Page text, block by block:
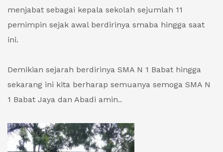
menjabat sebagai kepala sekolah sejumlah 11
pemimpin sejak awal berdirinya smaba hingga saat
ini.
Demikian sejarah berdirinya SMA N 1 Babat hingga
sekarang ini kita berharap semuanya semoga SMA N
1 Babat Jaya dan Abadi amin..